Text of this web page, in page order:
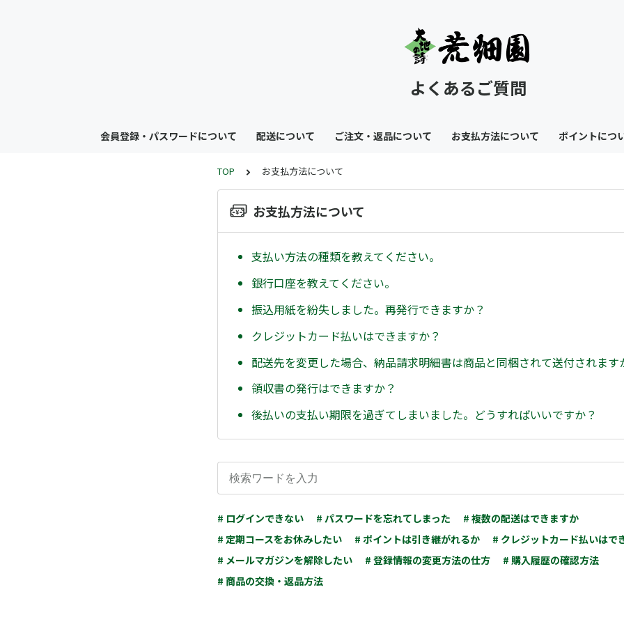
よくあるご質問
会員登録・パスワードについて 配送について ご注文・返品について お支払方法について ポイントにつ
TOP お支払方法について
お支払方法について
支払い方法の種類を教えてください。
銀行口座を教えてください。
振込用紙を紛失しました。再発行できますか？
クレジットカード払いはできますか？
配送先を変更した場合、納品請求明細書は商品と同梱されて送付されます
領収書の発行はできますか？
後払いの支払い期限を過ぎてしまいました。どうすればいいですか？
# ログインできない # パスワードを忘れてしまった
# 複数の配送はできますか
# 定期コースをお休みしたい
# ポイントは引き継がれるか
# クレジットカード払いはで
# メールマガジンを解除したい
# 登録情報の変更方法の仕方
# 購入履歴の確認方法
# 商品の交換・返品方法